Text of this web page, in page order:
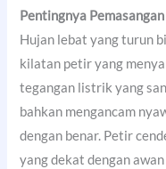
Pentingnya
Hujan lebat yang turun
kilatan petir yang
tegangan listrik yang
bahkan mengancam
dengan benar. Petir
yang dekat dengan